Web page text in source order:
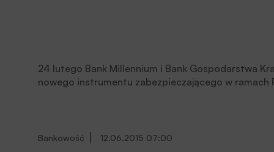
24 lutego Bank Millennium i Bank Gospodarstwa
nowego instrumentu zabezpieczającego w
Bankowość 12.06.2015 07:00